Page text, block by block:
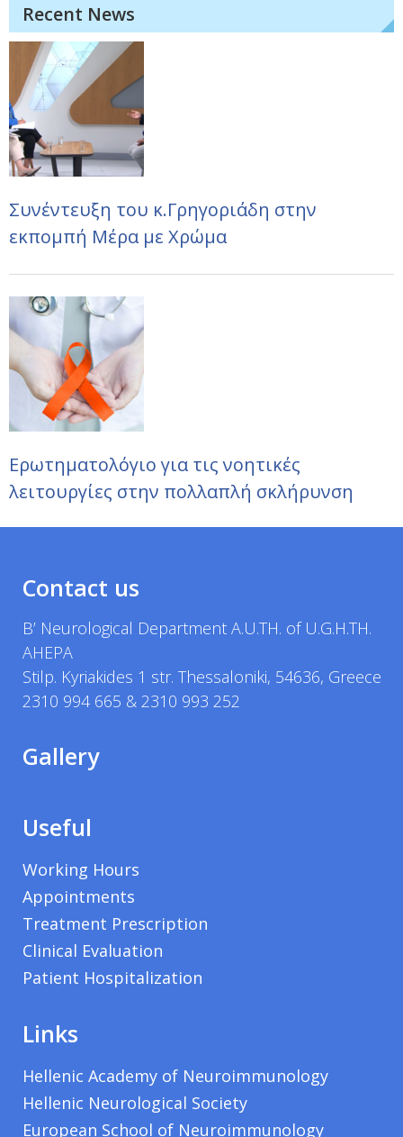
Recent News
Συνέντευξη του κ.Γρηγοριάδη στην
εκπομπή Μέρα με Χρώμα
Ερωτηματολόγιο για τις νοητικές
λειτουργίες στην πολλαπλή σκλήρυνση
Contact us
B’ Neurological Department A.U.TH. of U.G.H.TH.
AHEPA
Stilp. Kyriakides 1 str. Thessaloniki, 54636, Greece
2310 994 665 & 2310 993 252
Gallery
Useful
Working Hours
Appointments
Treatment Prescription
Clinical Evaluation
Patient Hospitalization
Links
Hellenic Academy of Neuroimmunology
Hellenic Neurological Society
European School of Neuroimmunology